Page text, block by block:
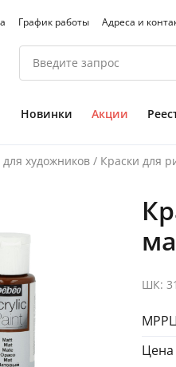
График работы Адреса и
Новинки Акции
художников / Краски для
ШК:
Цена